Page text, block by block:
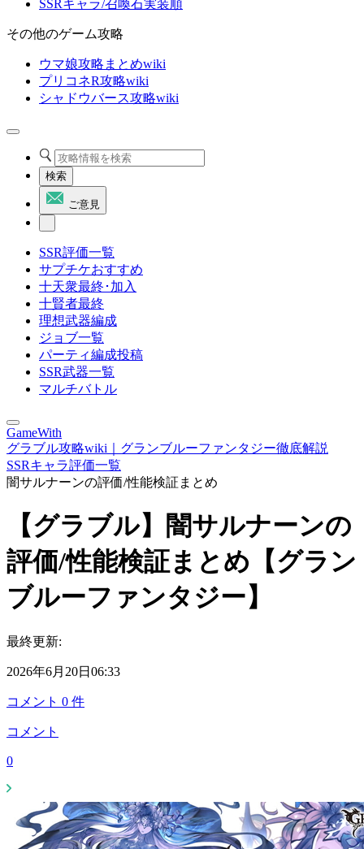
SSRキャラ/召喚石実装順
その他のゲーム攻略
ウマ娘攻略まとめwiki
プリコネR攻略wiki
シャドウバース攻略wiki
検索
ご意見
SSR評価一覧
サプチケおすすめ
十天衆最終･加入
十賢者最終
理想武器編成
ジョブ一覧
パーティ編成投稿
SSR武器一覧
マルチバトル
GameWith
グラブル攻略wiki｜グランブルーファンタジー徹底解説
SSRキャラ評価一覧
闇サルナーンの評価/性能検証まとめ
【グラブル】闇サルナーンの
評価/性能検証まとめ【グラン
ブルーファンタジー】
最終更新:
2026年6月20日06:33
コメント 0 件
コメント
0